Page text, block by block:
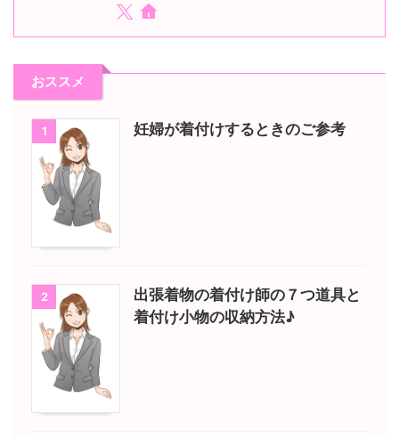
おススメ
1 妊婦が着付けするときのご参考
2
出張着物の着付け師の７つ道具と
着付け小物の収納方法♪